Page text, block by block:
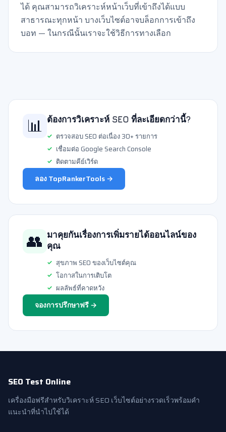
ได้ คุณสามารถวิเคราะห์หน้าเว็บที่เข้าถึงได้แบบ
สาธารณะทุกหน้า บางเว็บไซต์อาจบล็อกการเข้าถึง
บอท — ในกรณีนั้นเราจะใช้วิธีการทางเลือก
📊 ต้องการวิเคราะห์ SEO ที่ละเอียดกว่านี้?
ตรวจสอบ SEO ต่อเนื่อง 30+ รายการ
เชื่อมต่อ Google Search Console
ติดตามคีย์เวิร์ด
ลอง TopRankerTools →
👥 มาคุยกันเรื่องการเพิ่มรายได้ออนไลน์ของ
คุณ
สุขภาพ SEO ของเว็บไซต์คุณ
โอกาสในการเติบโต
ผลลัพธ์ที่คาดหวัง
จองการปรึกษาฟรี →
SEO Test Online
เครื่องมือฟรีสำหรับวิเคราะห์ SEO เว็บไซต์อย่างรวดเร็วพร้อมคำ
แนะนำที่นำไปใช้ได้